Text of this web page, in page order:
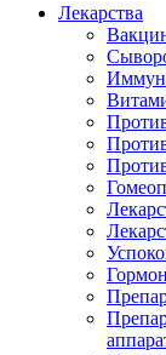
Лекарства